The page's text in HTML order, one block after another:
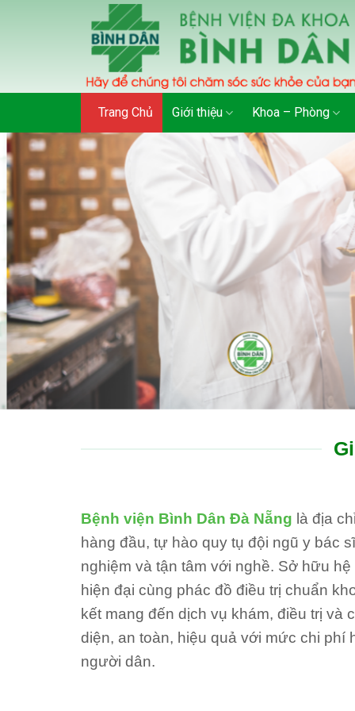
Trang Chủ Giới thiệu Khoa – Phòng
Bệnh viện Bình Dân Đà Nẵng là địa
hàng đầu, tự hào quy tụ đội ngũ y bác
nghiệm và tận tâm với nghề. Sở hữu
hiện đại cùng phác đồ điều trị chuẩn
kết mang đến dịch vụ khám, điều trị và
diện, an toàn, hiệu quả với mức chi phí
người dân.